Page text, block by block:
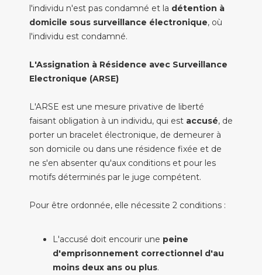
l'individu n'est pas condamné et la détention à
domicile sous surveillance électronique, où
l'individu est condamné.
L'Assignation à Résidence avec Surveillance
Electronique (ARSE)
L'ARSE est une mesure privative de liberté
faisant obligation à un individu, qui est accusé, de
porter un bracelet électronique, de demeurer à
son domicile ou dans une résidence fixée et de
ne s'en absenter qu'aux conditions et pour les
motifs déterminés par le juge compétent.
Pour être ordonnée, elle nécessite 2 conditions :
L'accusé doit encourir une peine
d'emprisonnement correctionnel d'au
moins deux ans ou plus.